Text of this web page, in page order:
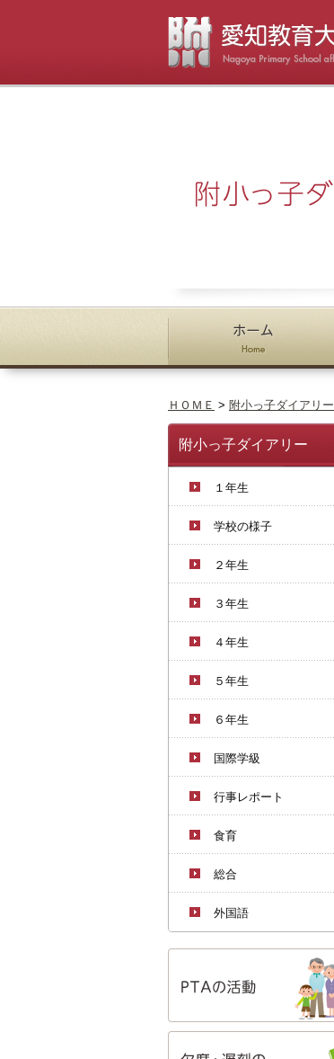
ＨＯＭＥ > 附小っ子ダイアリー
附小っ子ダイアリー
１年生
学校の様子
２年生
３年生
４年生
５年生
６年生
国際学級
行事レポート
食育
総合
外国語